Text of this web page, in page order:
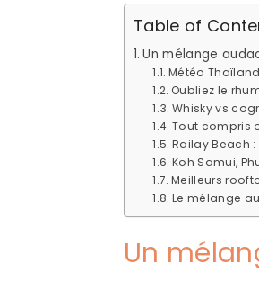
Table of
Un mélange
Météo
Oubliez le
Whisky vs
Tout compris
Railay Beach
Koh Samui,
Meilleurs
Le mélange
Un